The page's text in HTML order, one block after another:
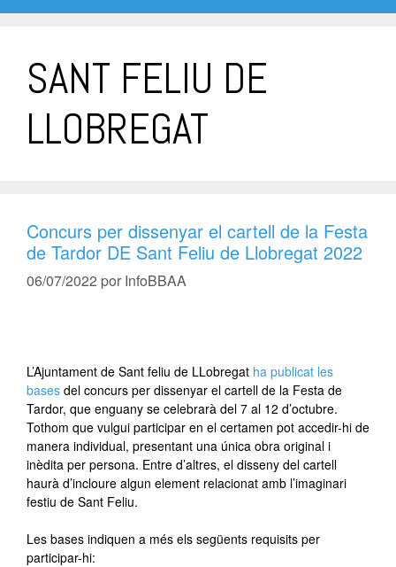
SANT FELIU DE
LLOBREGAT
Concurs per dissenyar el cartell de la Festa
de Tardor DE Sant Feliu de Llobregat 2022
06/07/2022 por InfoBBAA
L’Ajuntament de Sant feliu de LLobregat ha publicat les
bases del concurs per dissenyar el cartell de la Festa de
Tardor, que enguany se celebrarà del 7 al 12 d’octubre.
Tothom que vulgui participar en el certamen pot accedir-hi de
manera individual, presentant una única obra original i
inèdita per persona. Entre d’altres, el disseny del cartell
haurà d’incloure algun element relacionat amb l’imaginari
festiu de Sant Feliu.
Les bases indiquen a més els següents requisits per
participar-hi: